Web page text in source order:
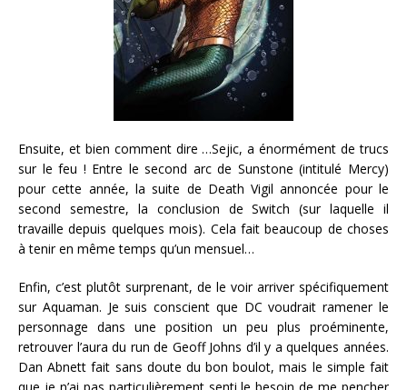
Ensuite, et bien comment dire …Sejic, a énormément de trucs
sur le feu ! Entre le second arc de Sunstone (intitulé Mercy)
pour cette année, la suite de Death Vigil annoncée pour le
second semestre, la conclusion de Switch (sur laquelle il
travaille depuis quelques mois). Cela fait beaucoup de choses
à tenir en même temps qu’un mensuel…
Enfin, c’est plutôt surprenant, de le voir arriver spécifiquement
sur Aquaman. Je suis conscient que DC voudrait ramener le
personnage dans une position un peu plus proéminente,
retrouver l’aura du run de Geoff Johns d’il y a quelques années.
Dan Abnett fait sans doute du bon boulot, mais le simple fait